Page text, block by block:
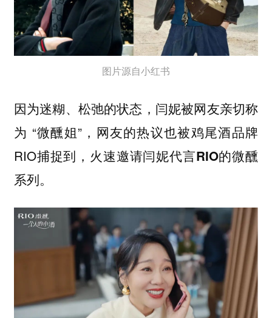
图片源自小红书
因为迷糊、松弛的状态，闫妮被网友亲切称
为 “微醺姐”，网友的热议也被鸡尾酒品牌
RIO捕捉到， 火速邀请闫妮代言RIO的微醺
系列。